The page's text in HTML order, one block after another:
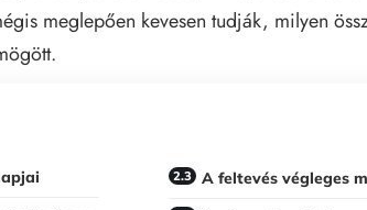
meglepően kevesen tudják, milyen
A feltevés végleges